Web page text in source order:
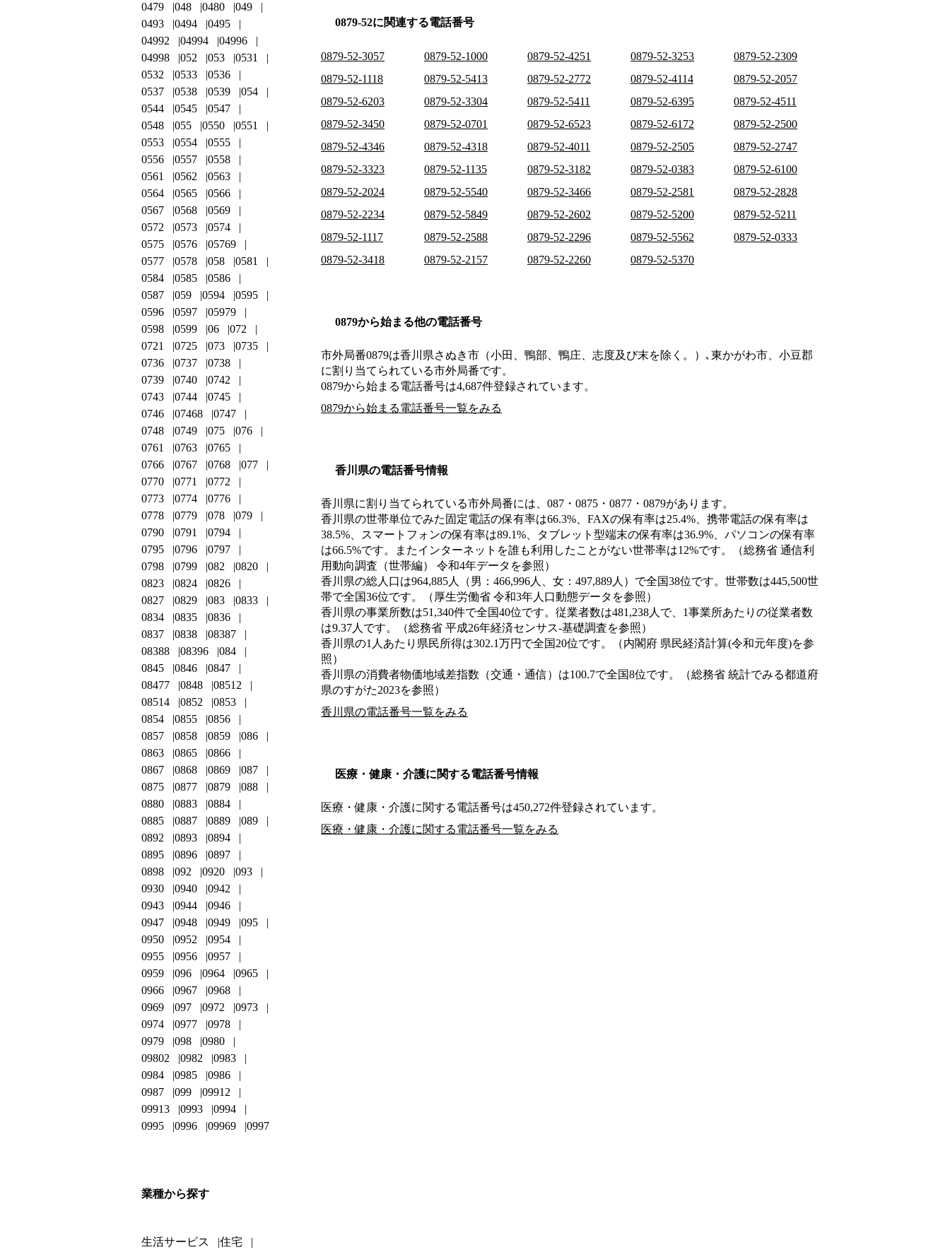
0879-52に関連する電話番号
0879-52-3057 0879-52-1000 0879-52-4251 0879-52-3253
0879-52-2309
0879-52-1118
0879-52-5413 0879-52-2772 0879-52-4114
0879-52-2057
0879-52-6203
0879-52-3304 0879-52-5411 0879-52-6395
0879-52-4511
0879-52-3450
0879-52-0701 0879-52-6523 0879-52-6172
0879-52-2500
0879-52-4346
0879-52-4318 0879-52-4011 0879-52-2505
0879-52-2747
0879-52-3323
0879-52-1135 0879-52-3182 0879-52-0383
0879-52-6100
0879-52-2024
0879-52-5540 0879-52-3466 0879-52-2581
0879-52-2828
0879-52-2234
0879-52-5849 0879-52-2602 0879-52-5200
0879-52-5211
0879-52-1117
0879-52-2588 0879-52-2296 0879-52-5562
0879-52-0333
0879-52-3418
0879-52-2157 0879-52-2260 0879-52-5370
0879から始まる他の電話番号
市外局番0879は香川県さぬき市（小田、鴨部、鴨庄、志度及び末を除く。）､東かがわ市、小豆郡
に割り当てられている市外局番です。
0879から始まる電話番号は4,687件登録されています。
0879から始まる電話番号一覧をみる
香川県の電話番号情報
香川県に割り当てられている市外局番には、087・0875・0877・0879があります。
香川県の世帯単位でみた固定電話の保有率は66.3%、FAXの保有率は25.4%、携帯電話の保有率は
38.5%、スマートフォンの保有率は89.1%、タブレット型端末の保有率は36.9%、パソコンの保有率
は66.5%です。またインターネットを誰も利用したことがない世帯率は12%です。（総務省 通信利
用動向調査（世帯編） 令和4年データを参照）
香川県の総人口は964,885人（男：466,996人、女：497,889人）で全国38位です。世帯数は445,500世
帯で全国36位です。（厚生労働省 令和3年人口動態データを参照）
香川県の事業所数は51,340件で全国40位です。従業者数は481,238人で、1事業所あたりの従業者数
は9.37人です。（総務省 平成26年経済センサス‐基礎調査を参照）
香川県の1人あたり県民所得は302.1万円で全国20位です。（内閣府 県民経済計算(令和元年度)を参
照）
香川県の消費者物価地域差指数（交通・通信）は100.7で全国8位です。（総務省 統計でみる都道府
県のすがた2023を参照）
香川県の電話番号一覧をみる
医療・健康・介護に関する電話番号情報
医療・健康・介護に関する電話番号は450,272件登録されています。
医療・健康・介護に関する電話番号一覧をみる
0479
048 0480
049
0493
0494
0495
04992
04994
04996
04998
052 053
0531
0532
0533
0536
0537
0538 0539
054
0544
0545
0547
0548
055 0550
0551
0553
0554
0555
0556
0557
0558
0561
0562
0563
0564
0565
0566
0567
0568
0569
0572
0573
0574
0575
0576
05769
0577
0578 058
0581
0584
0585
0586
0587
059 0594
0595
0596
0597
05979
0598
0599 06
072
0721
0725 073
0735
0736
0737
0738
0739
0740
0742
0743
0744
0745
0746
07468
0747
0748
0749 075
076
0761
0763
0765
0766
0767 0768
077
0770
0771
0772
0773
0774
0776
0778
0779 078
079
0790
0791
0794
0795
0796
0797
0798
0799 082
0820
0823
0824
0826
0827
0829 083
0833
0834
0835
0836
0837
0838
08387
08388
08396
084
0845
0846
0847
08477
0848
08512
08514
0852
0853
0854
0855
0856
0857
0858 0859
086
0863
0865
0866
0867
0868 0869
087
0875
0877 0879
088
0880
0883
0884
0885
0887 0889
089
0892
0893
0894
0895
0896
0897
0898
092 0920
093
0930
0940
0942
0943
0944
0946
0947
0948 0949
095
0950
0952
0954
0955
0956
0957
0959
096 0964
0965
0966
0967
0968
0969
097 0972
0973
0974
0977
0978
0979
098
0980
09802
0982
0983
0984
0985
0986
0987
099
09912
09913
0993
0994
0995
0996 09969 0997
業種から探す
生活サービス 住宅